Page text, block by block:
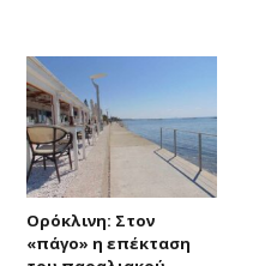
Ορόκλινη: Στον
«πάγο» η επέκταση